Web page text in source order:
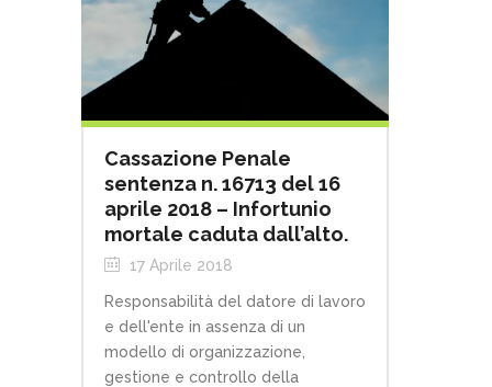
Cassazione Penale
sentenza n. 16713 del 16
aprile 2018 – Infortunio
mortale caduta dall’alto.
17 Aprile 2018
Responsabilità del datore di lavoro
e dell'ente in assenza di un
modello di organizzazione,
gestione e controllo della